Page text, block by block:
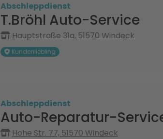
Abschleppdienst
T.Bröhl Auto-Service
Hauptstraße 31a, 51570 Windeck
Kundenliebling
Abschleppdienst
Auto-Reparatur-
Hohe Str. 77, 51570 Windeck